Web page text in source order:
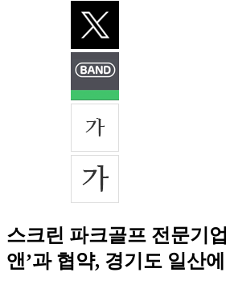
스크린 파크골프 전문기
앤’과 협약, 경기도 일산